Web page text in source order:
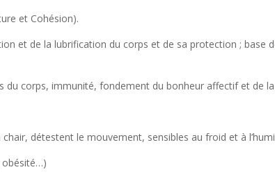
et Cohésion).
et de la lubrification du corps et de sa protection ; base
du corps, immunité, fondement du bonheur affectif et de
détestent le mouvement, sensibles au froid et à
obésité…)